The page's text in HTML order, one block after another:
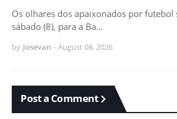
Os olhares dos apaixonados por futebol
sábado (8), para a Ba…
by Josevan - August 08, 2026
Post a Comment